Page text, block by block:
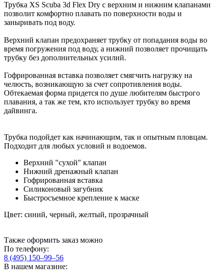
Трубка XS Scuba 3d Flex Dry c верхним и нижним клапанами
позволит комфортно плавать по поверхности воды и
заныривать под воду.
Верхний клапан предохраняет трубку от попадания воды во
время погружения под воду, а нижний позволяет прочищать
трубку без дополнительных усилий.
Гофрированная вставка позволяет смягчить нагрузку на
челюсть, возникающую за счет сопротивления воды.
Обтекаемая форма придется по душе любителям быстрого
плавания, а так же тем, кто использует трубку во время
дайвинга.
Трубка подойдет как начинающим, так и опытным пловцам.
Подходит для любых условий и водоемов.
Верхний "сухой" клапан
Нижний дренажный клапан
Гофрированная вставка
Cиликоновый загубник
Быстросъемное крепление к маске
Цвет: синий, черный, желтый, прозрачный
Также оформить заказ можно
По телефону:
8 (495) 150–99–56
В нашем магазине: